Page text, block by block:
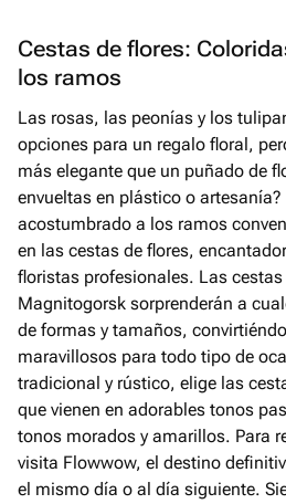
Cestas de flores:
los ramos
Las rosas, las peonías y los
opciones para un regalo floral,
más elegante que un puñado de
envueltas en plástico o artesanía?
acostumbrado a los ramos
en las cestas de flores,
floristas profesionales. Las
Magnitogorsk sorprenderán a
de formas y tamaños,
maravillosos para todo tipo de
tradicional y rústico, elige las
que vienen en adorables tonos
tonos morados y amarillos. Para
visita Flowwow, el destino
el mismo día o al día siguiente.